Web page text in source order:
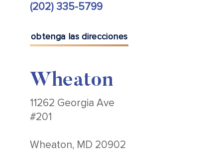
(202) 335-5799
obtenga las direcciones
Wheaton
11262 Georgia Ave
#201
Wheaton, MD 20902